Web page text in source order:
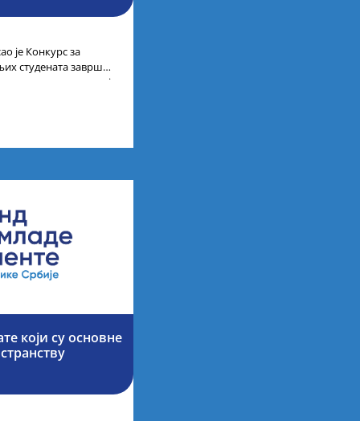
је Конкурс за
студената завршне
академских студија
који су основне